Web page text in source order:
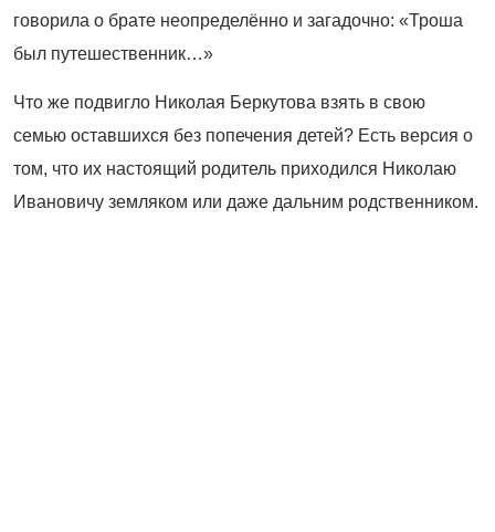
говорила о брате неопределённо и загадочно: «Троша
был путешественник…»
Что же подвигло Николая Беркутова взять в свою
семью оставшихся без попечения детей? Есть версия о
том, что их настоящий родитель приходился Николаю
Ивановичу земляком или даже дальним родственником.